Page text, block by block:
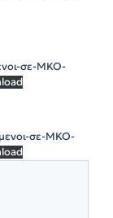
σε-ΜΚΟ-
σε-ΜΚΟ-